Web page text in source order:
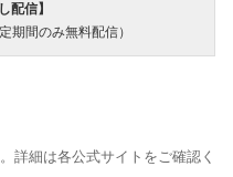
配信】
期間のみ無料配信）
詳細は各公式サイトをご確認く